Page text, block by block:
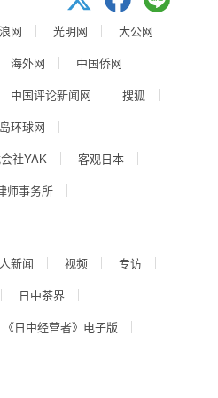
网 光明网
大公网
海外网
中国侨网
中国评论新闻网
搜狐
环球网
社YAK
客观日本
师事务所
新闻 视频
专访
日中茶界
《日中经营者》电子版